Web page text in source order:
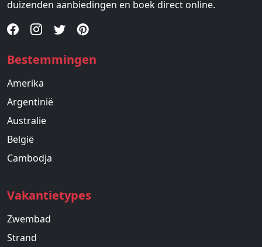
duizenden aanbiedingen en boek direct online.
Bestemmingen
Amerika
Argentinië
Australie
België
Cambodja
Vakantietypes
Zwembad
Strand